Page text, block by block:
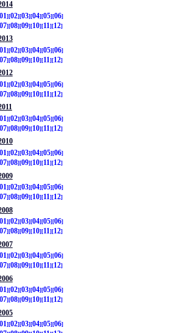
02 03 04 05 06
08 09 10 11
12
02 03 04 05 06
08 09 10 11
12
02 03 04 05 06
08 09 10 11
12
02 03 04 05 06
08 09 10 11
12
02 03 04 05 06
08 09 10 11
12
02 03 04 05 06
08 09 10 11
12
02 03 04 05 06
08 09 10 11
12
02 03 04 05 06
08 09 10 11
12
02 03 04 05 06
08 09 10 11
12
02 03 04 05 06